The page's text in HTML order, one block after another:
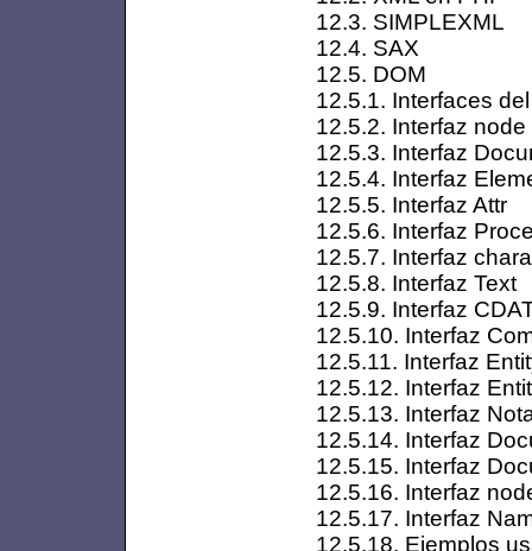
12.3. SIMPLEXML
12.4. SAX
12.5. DOM
12.5.1. Interfaces
12.5.2. Interfaz node
12.5.3. Interfaz
12.5.4. Interfaz
12.5.5. Interfaz Attr
12.5.6. Interfaz
12.5.7. Interfaz
12.5.8. Interfaz Text
12.5.9. Interfaz
12.5.10. Interfaz
12.5.11. Interfaz
12.5.12. Interfaz
12.5.13. Interfaz
12.5.14. Interfaz
12.5.15. Interfaz
12.5.16. Interfaz
12.5.17. Interfaz
12.5.18. Ejemplos